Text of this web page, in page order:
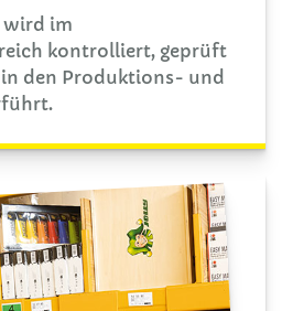
wird im
kontrolliert, geprüft
den Produktions- und